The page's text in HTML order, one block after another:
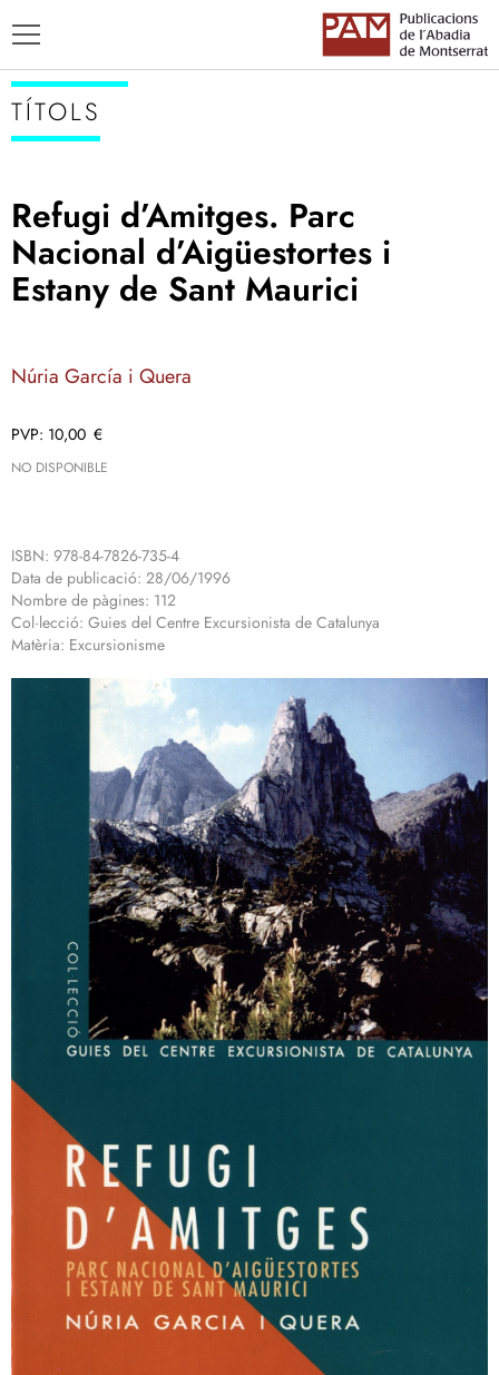
TÍTOLS
AUTORS
ENSENYAMENT CATALÀ
TÍTOLS
Refugi d’Amitges. Parc
Nacional d’Aigüestortes i
Estany de Sant Maurici
Núria García i Quera
10,00 €
NO DISPONIBLE
ISBN: 978-84-7826-735-4
Data de publicació: 28/06/1996
Nombre de pàgines: 112
Col·lecció: Guies del Centre Excursionista de Catalunya
Matèria: Excursionisme